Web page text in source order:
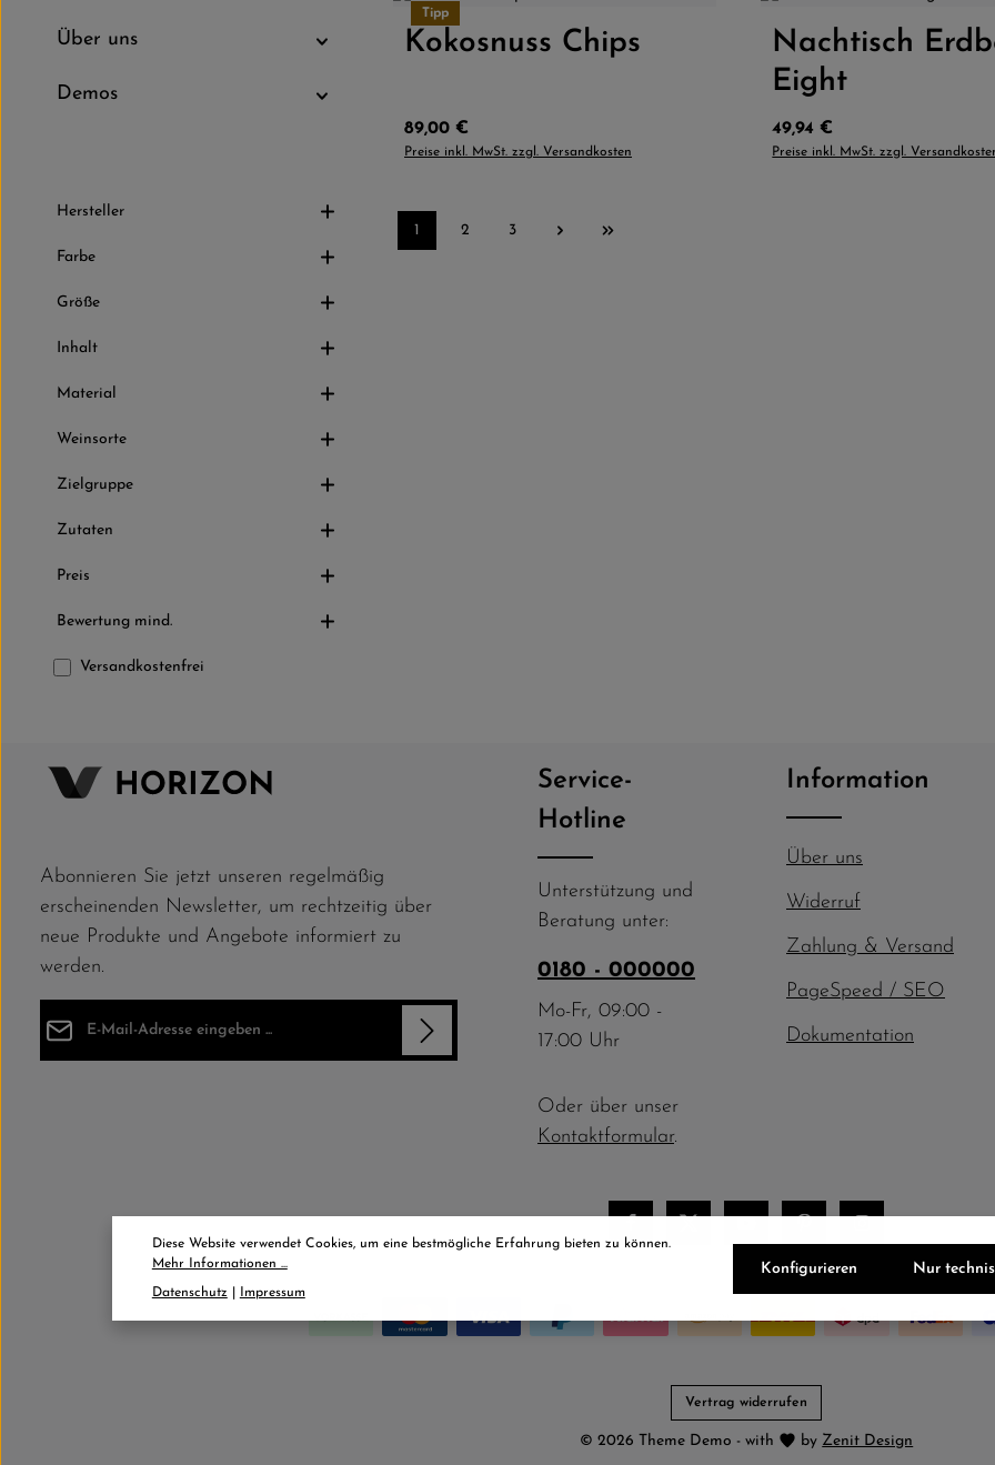
Über uns
Demos
Hersteller
Farbe
Größe
Inhalt
Material
Weinsorte
Zielgruppe
Zutaten
Preis
Bewertung mind.
Filter hinzufügen: Versandkostenfrei
Versandkostenfrei
Tipp
Größe:
Produkt Anzahl: Gib den gewünschten Wert ein
Kokosnuss Chips
Regulärer Preis:
89,00 €
Preise inkl. MwSt. zzgl. Versandkosten
Produkt Anzahl:
Nachtisch
Eight
Regulärer Preis:
49,94 €
Preise inkl. MwSt. zzgl.
1 2 3
Abonnieren Sie jetzt unseren regelmäßig
erscheinenden Newsletter, um rechtzeitig über
neue Produkte und Angebote informiert zu
werden.
Service-
Hotline
Unterstützung und
Beratung unter:
0180 - 000000
Mo-Fr, 09:00 -
17:00 Uhr
Oder über unser
Kontaktformular.
Information
Über uns
Widerruf
Zahlung & Versand
PageSpeed / SEO
Dokumentation
Vertrag widerrufen
© 2026 Theme Demo - with by Zenit Design
Diese Website verwendet Cookies, um eine bestmögliche Erfahrung bieten zu können.
Mehr Informationen ...
Datenschutz Impressum
Nur
Konfigurieren